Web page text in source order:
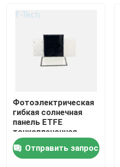
Домой
Продукты
Фотоэлектрическая
гибкая солнечная
панель ETFE
тонкопленочная
солнечная панель
100w 200w 250w
300w 400w
Отправить запрос